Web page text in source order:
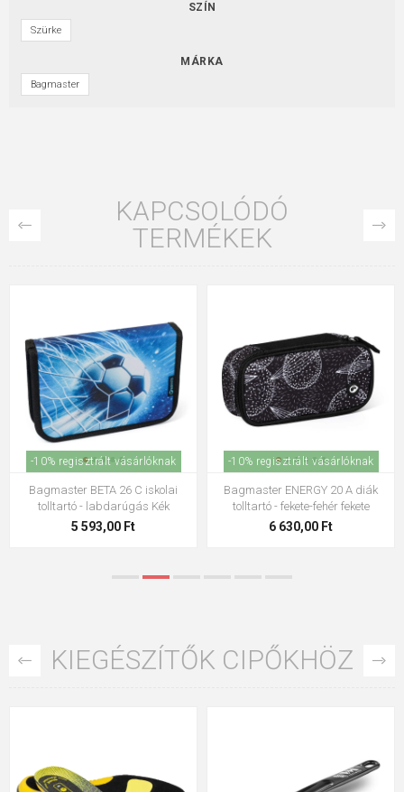
SZÍN
Szürke
MÁRKA
Bagmaster
KAPCSOLÓDÓ
TERMÉKEK
-10% regisztrált vásárlóknak
Bagmaster ALFA 20 A iskolai
tolltartó - kis virágos kék
2 533,00 Ft
-10% regisztrált vásárlóknak
Bagmaster ALFA 25 A iskolai
tolltartó - tündéri többszínű
5 423,00 Ft
KIEGÉSZÍTŐK CIPŐKHÖZ